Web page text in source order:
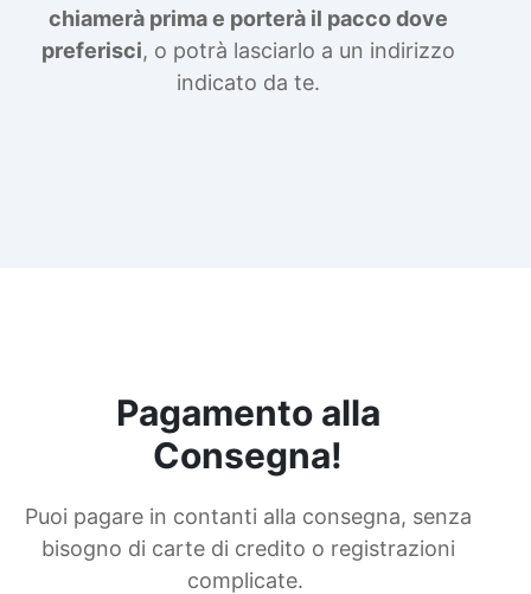
chiamerà prima e porterà il pacco dove
preferisci, o potrà lasciarlo a un indirizzo
indicato da te.
Pagamento alla
Consegna!
Puoi pagare in contanti alla consegna, senza
bisogno di carte di credito o registrazioni
complicate.